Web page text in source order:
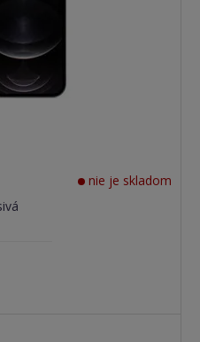
nie je skladom